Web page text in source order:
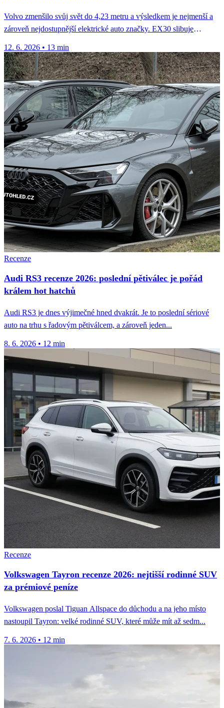
Volvo zmenšilo svůj svět do 4,23 metru a výsledkem je nejmenší a
zároveň nejdostupnější elektrické auto značky. EX30 slibuje
12. 6. 2026 • 13 min
Recenze
Audi RS3 recenze 2026: poslední pětiválec je pořád
králem hot hatchů
Audi RS3 je dnes výjimečné hned dvakrát. Je to poslední sériové
auto na trhu s řadovým pětiválcem, a zároveň jeden...
8. 6. 2026 • 12 min
Recenze
Volkswagen Tayron recenze 2026: nejtišší rodinné SUV
za prémiové peníze
Volkswagen poslal Tiguan Allspace do důchodu a na jeho místo
nastoupil Tayron: velké rodinné SUV, které může mít až sedm...
7. 6. 2026 • 12 min